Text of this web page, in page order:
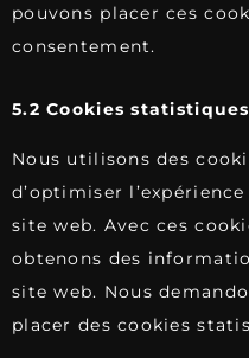
pouvons placer ces
consentement.
5.2 Cookies statistiques
Nous utilisons des
d’optimiser
site web. Avec ces
obtenons des
site web. Nous
placer des cookies